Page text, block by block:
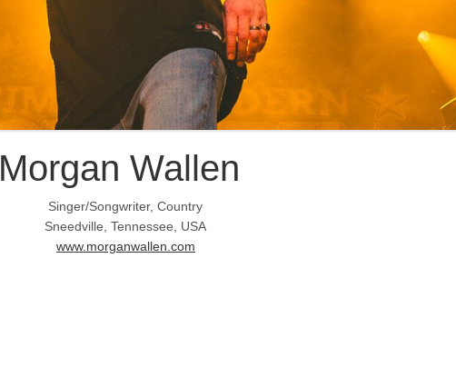
Morgan Wallen
Singer/Songwriter, Country
Sneedville, Tennessee, USA
www.morganwallen.com